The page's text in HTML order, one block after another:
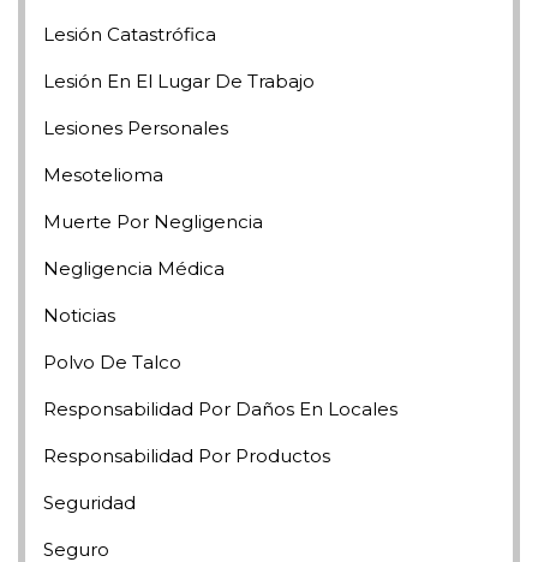
Lesión Catastrófica
Lesión En El Lugar De Trabajo
Lesiones Personales
Mesotelioma
Muerte Por Negligencia
Negligencia Médica
Noticias
Polvo De Talco
Responsabilidad Por Daños En Locales
Responsabilidad Por Productos
Seguridad
Seguro